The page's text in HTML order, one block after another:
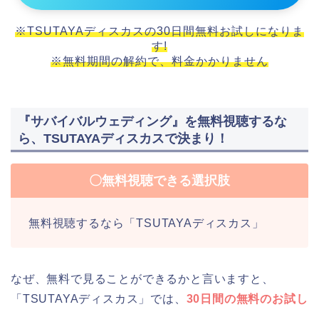
※TSUTAYAディスカスの30日間無料お試しになりま
す!
※無料期間の解約で、料金かかりません
『サバイバルウェディング』を無料視聴するな
ら、TSUTAYAディスカスで決まり！
〇無料視聴できる選択肢
無料視聴するなら「TSUTAYAディスカス」
なぜ、無料で見ることができるかと言いますと、
「TSUTAYAディスカス」では、 30日間の無料のお試し